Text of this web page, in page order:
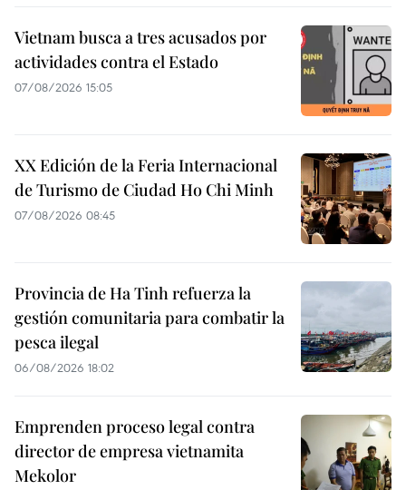
Vietnam busca a tres acusados por
actividades contra el Estado
07/08/2026 15:05
XX Edición de la Feria Internacional
de Turismo de Ciudad Ho Chi Minh
07/08/2026 08:45
Provincia de Ha Tinh refuerza la
gestión comunitaria para combatir la
pesca ilegal
06/08/2026 18:02
Emprenden proceso legal contra
director de empresa vietnamita
Mekolor